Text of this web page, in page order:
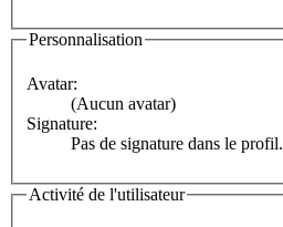
Personnalisation
Avatar:
(Aucun avatar)
Signature:
Pas de signature dans le profil.
Activité de l'utilisateur